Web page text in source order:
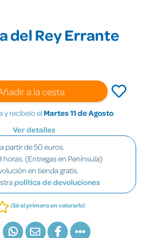
del Rey Errante
a la cesta
y recíbelo el Martes 11 de Agosto
Ver detalles
partir de 50 euros.
horas. (Entregas en Península)
en tienda gratis.
política de devoluciones
¡Sé el primero en valorarlo!